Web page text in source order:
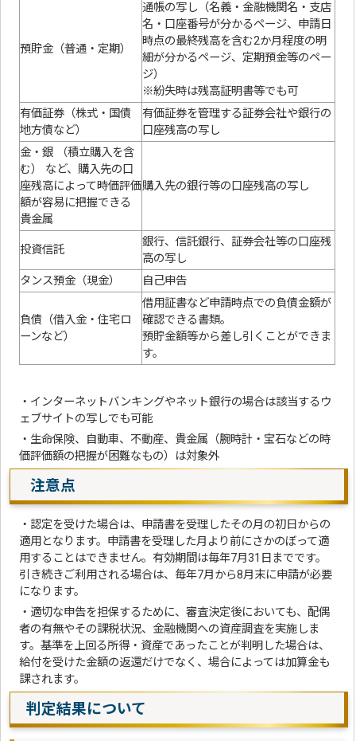
預貯金（普通・定期）
通帳の写し（名義・金融機関名・支店
名・口座番号が分かるページ、申請日
時点の最終残高を含む2か月程度の明
細が分かるページ、定期預金等のペー
ジ）
※紛失時は残高証明書等でも可
有価証券（株式・国債
地方債など）
有価証券を管理する証券会社や銀行の
口座残高の写し
金・銀 （積立購入を含
む） など、購入先の口
座残高によって時価評価
額が容易に把握できる
貴金属
購入先の銀行等の口座残高の写し
投資信託
銀行、信託銀行、証券会社等の口座残
高の写し
タンス預金（現金）
自己申告
負債（借入金・住宅ロ
ーンなど）
借用証書など申請時点での負債金額が
確認できる書類。
預貯金額等から差し引くことができま
す。
・インターネットバンキングやネット銀行の場合は該当するウ
ェブサイトの写しでも可能
・生命保険、自動車、不動産、貴金属（腕時計・宝石などの時
価評価額の把握が困難なもの）は対象外
注意点
・認定を受けた場合は、申請書を受理したその月の初日からの
適用となります。申請書を受理した月より前にさかのぼって適
用することはできません。有効期間は毎年7月31日までです。
引き続きご利用される場合は、毎年7月から8月末に申請が必要
になります。
・適切な申告を担保するために、審査決定後においても、配偶
者の有無やその課税状況、金融機関への資産調査を実施しま
す。基準を上回る所得・資産であったことが判明した場合は、
給付を受けた金額の返還だけでなく、場合によっては加算金も
課されます。
判定結果について